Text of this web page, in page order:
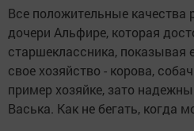
Все положительные качества
дочери Альфире, которая
старшеклассника, показывая
свое хозяйство - корова,
пример хозяйке, зато
Васька. Как не бегать, когда